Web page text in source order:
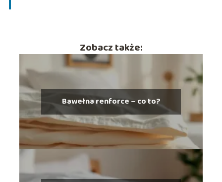
Zobacz także:
Bawełna renforce – co to?